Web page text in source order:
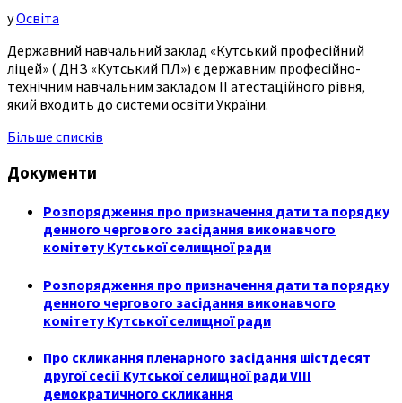
уОсвіта
Державний навчальний заклад «Кутський професійний
ліцей» ( ДНЗ «Кутський ПЛ») є державним професійно-
технічним навчальним закладом ІІ атестаційного рівня,
який входить до системи освіти України.
Більше списків
Документи
Розпорядження про призначення дати та порядку
денного чергового засідання виконавчого
комітету Кутської селищної ради
Розпорядження про призначення дати та порядку
денного чергового засідання виконавчого
комітету Кутської селищної ради
Про скликання пленарного засідання шістдесят
другої сесії Кутської селищної ради VIII
демократичного скликання